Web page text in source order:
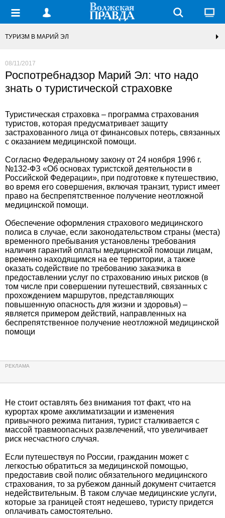
ТУРИЗМ В МАРИЙ ЭЛ
08/11/2017
Роспотребнадзор Марий Эл: что надо
знать о туристической страховке
Туристическая страховка – программа страхования
туристов, которая предусматривает защиту
застрахованного лица от финансовых потерь, связанных
с оказанием медицинской помощи.
Согласно Федеральному закону от 24 ноября 1996 г.
№132-ФЗ «Об основах туристской деятельности в
Российской Федерации», при подготовке к путешествию,
во время его совершения, включая транзит, турист имеет
право на беспрепятственное получение неотложной
медицинской помощи.
Обеспечение оформления страхового медицинского
полиса в случае, если законодательством страны (места)
временного пребывания установлены требования
наличия гарантий оплаты медицинской помощи лицам,
временно находящимся на ее территории, а также
оказать содействие по требованию заказчика в
предоставлении услуг по страхованию иных рисков (в
том числе при совершении путешествий, связанных с
прохождением маршрутов, представляющих
повышенную опасность для жизни и здоровья) –
является примером действий, направленных на
беспрепятственное получение неотложной медицинской
помощи
Не стоит оставлять без внимания тот факт, что на
курортах кроме акклиматизации и изменения
привычного режима питания, турист сталкивается с
массой травмоопасных развлечений, что увеличивает
риск несчастного случая.
Если путешествуя по России, гражданин может с
легкостью обратиться за медицинской помощью,
предоставив свой полис обязательного медицинского
страхования, то за рубежом данный документ считается
недействительным. В таком случае медицинские услуги,
которые за границей стоят недешево, туристу придется
оплачивать самостоятельно.